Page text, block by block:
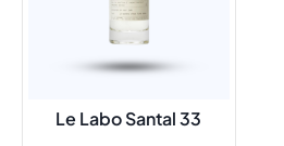
Le Labo Santal 33